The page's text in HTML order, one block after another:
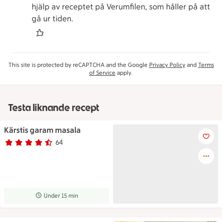
hjälp av receptet på Verumfilen, som håller på att
gå ur tiden.
This site is protected by reCAPTCHA and the Google Privacy Policyand Terms
of Service apply.
Testa liknande recept
Kärstis garam masala
Betyg 4.6 av 5. 64
64 personer har röstat
Receptet tar Under 15 min att tillaga
Under 15 min